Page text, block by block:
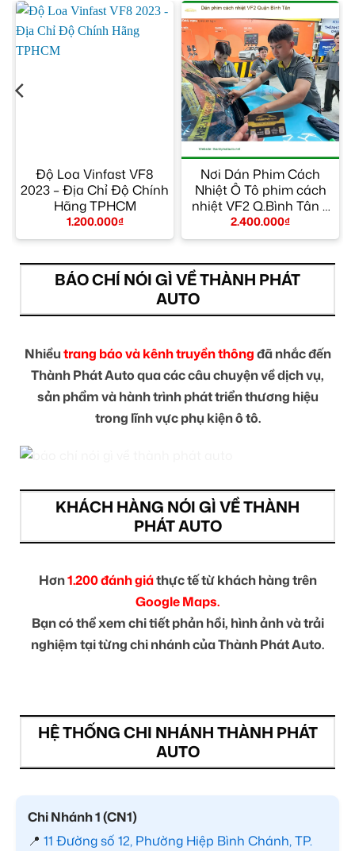
Độ Loa Vinfast VF8
2023 – Địa Chỉ Độ Chính
Hãng TPHCM
1.200.000₫
Nơi Dán Phim Cách
Nhiệt Ô Tô phim cách
nhiệt VF2 Q.Bình Tân –
Giá Tốt TPHCM
2.400.000₫
BÁO CHÍ NÓI GÌ VỀ THÀNH PHÁT
AUTO
Nhiềutrang báo và kênh truyền thôngđã nhắc đến
Thành Phát Auto qua các câu chuyện về dịch vụ,
sản phẩm và hành trình phát triển thương hiệu
trong lĩnh vực phụ kiện ô tô.
KHÁCH HÀNG NÓI GÌ VỀ THÀNH
PHÁT AUTO
Hơn1.200 đánh giáthực tế từ khách hàng trên
Google Maps.
Bạn có thể xem chi tiết phản hồi, hình ảnh và trải
nghiệm tại từng chi nhánh của Thành Phát Auto.
HỆ THỐNG CHI NHÁNH THÀNH PHÁT
AUTO
Chi Nhánh 1 (CN1)
📍 11 Đường số 12, Phường Hiệp Bình Chánh, TP.